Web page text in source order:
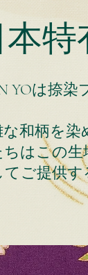
本
YOは捺
な和柄を
ちはこの生
てご提供